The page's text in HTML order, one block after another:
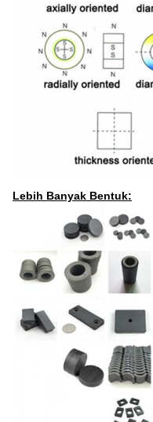
Lebih Banyak Bentuk: